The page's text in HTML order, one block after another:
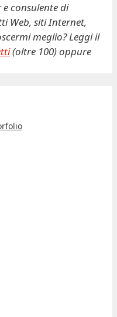
consulente di
Web, siti Internet,
meglio? Leggi il
(oltre 100) oppure